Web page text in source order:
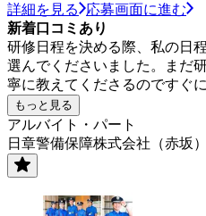
詳細を見る
応募画面に進む
新着口コミあり
研修日程を決める際、私の日
選んでくださいました。まだ
寧に教えてくださるのですぐ
もっと見る
アルバイト・パート
日章警備保障株式会社（赤坂）